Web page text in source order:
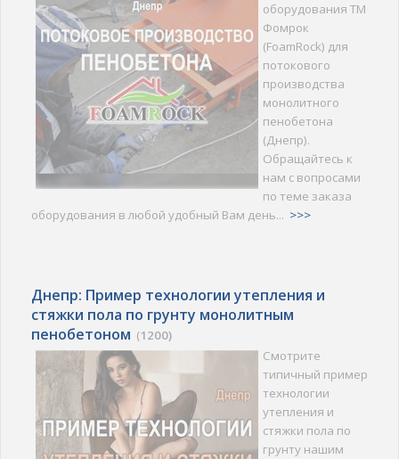
оборудования ТМ
Фомрок
(FoamRock) для
потокового
производства
монолитного
пенобетона
(Днепр).
Обращайтесь к
нам с вопросами
по теме заказа
оборудования в любой удобный Вам день... >>>
Днепр: Пример технологии утепления и
стяжки пола по грунту монолитным
пенобетоном (1200)
Смотрите
типичный пример
технологии
утепления и
стяжки пола по
грунту нашим